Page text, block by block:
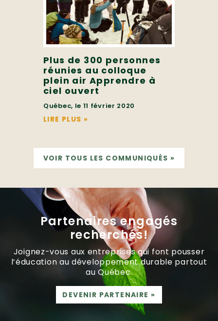
Plus de 300 personnes
réunies au colloque
plein air Apprendre à
ciel ouvert
Québec, le 11 février 2020
LIRE PLUS »
VOIR TOUS LES COMMUNIQUÉS »
Partenaires engagés
recherchés!
Joignez-vous aux entreprises qui font pousser
l’éducation au développement durable partout
au Québec.
DEVENIR PARTENAIRE »